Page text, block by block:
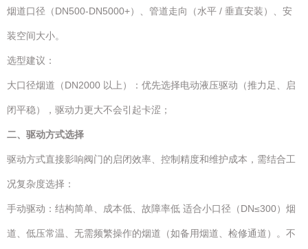
烟道口径（DN500-DN5000+）、管道走向（水平 / 垂直安装）、安
装空间大小。
选型建议：
大口径烟道（DN2000 以上）：优先选择电动液压驱动（推力足、启
闭平稳），驱动力更大不会引起卡涩；
二、驱动方式选择
驱动方式直接影响阀门的启闭效率、控制精度和维护成本，需结合工
况复杂度选择：
手动驱动：结构简单、成本低、故障率低 适合小口径（DN≤300）烟
道、低压常温、无需频繁操作的烟道（如备用烟道、检修通道）。不